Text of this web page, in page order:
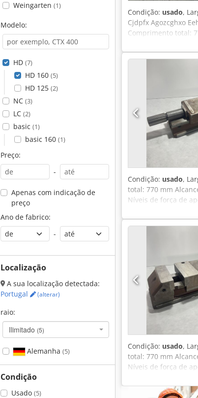
Weingarten (1)
Modelo:
HD (7)
HD 160 (5)
HD 125 (2)
NC (3)
LC (2)
basic (1)
basic 160 (1)
Preço:
-
Apenas com indicação de
preço
Ano de fabrico:
-
Localização
A sua localização detectada:
Portugal
(alterar)
raio:
Ilimitado (5)
Alemanha (5)
Condição
Usado (5)
Condição: usado,
Cjdpfx Agozcghxo
Comprimento total:
Condição: usado,
total: 770 mm
Níveis de força de
Abertura mínima/
máxima/mm: 302
Condição: usado,
total: 770 mm
Níveis de força de
Peça de trabalho:
302mm - Inclui 2x